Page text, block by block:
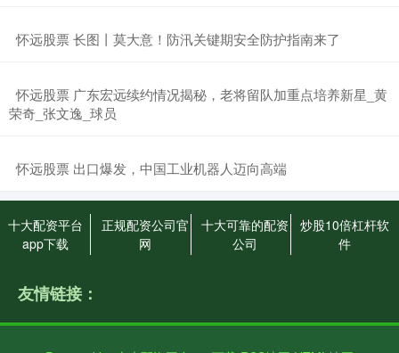
​怀远股票 长图丨莫大意！防汛关键期安全防护指南来了
​怀远股票 广东宏远续约情况揭秘，老将留队加重点培养新星_黄
荣奇_张文逸_球员
​怀远股票 出口爆发，中国工业机器人迈向高端
十大配资平台
app下载
正规配资公司官
网
十大可靠的配资
公司
炒股10倍杠杆软
件
友情链接：